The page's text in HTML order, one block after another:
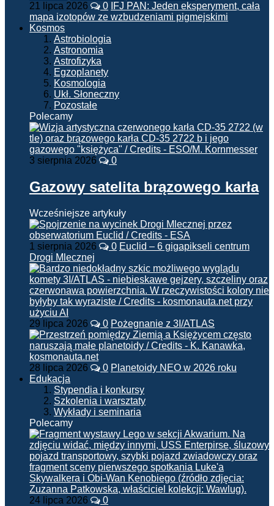
21 lipca 2026 0 IFJ PAN: Jeden eksperyment, cała
mapa izotopów ze wzbudzeniami pigmejskimi
Kosmos
Astrobiologia
Astronomia
Astrofizyka
Egzoplanety
Kosmologia
Ukł. Słoneczny
Pozostałe
Polecamy
3 sierpnia 2026 0
Gazowy satelita brązowego karła
Wcześniejsze artykuły
1 sierpnia 2026 0 Euclid – 6 gigapikseli centrum
Drogi Mlecznej
29 lipca 2026 0 Pożegnanie z 3I/ATLAS
28 lipca 2026 0 Planetoidy NEO w 2026 roku
Edukacja
Stypendia i konkursy
Szkolenia i warsztaty
Wykłady i seminaria
Polecamy
24 lipca 2026 0